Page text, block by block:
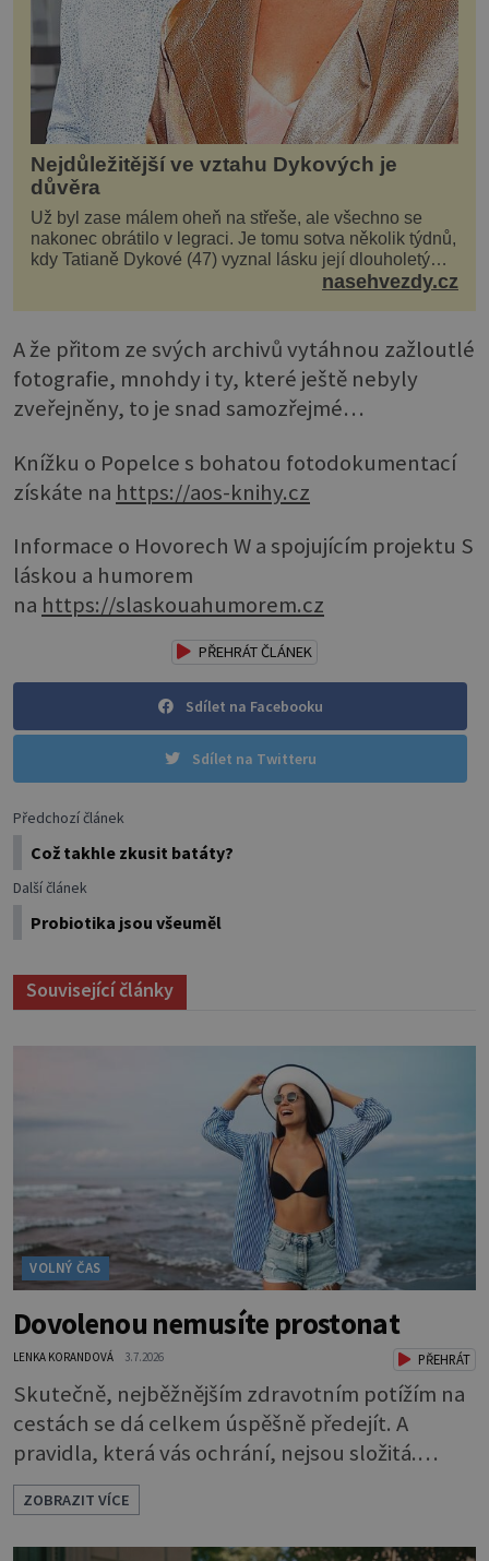
Nejdůležitější ve vztahu Dykových je
důvěra
Už byl zase málem oheň na střeše, ale všechno se
nakonec obrátilo v legraci. Je tomu sotva několik týdnů,
kdy Tatianě Dykové (47) vyznal lásku její dlouholetý
kolega a kamarád. Lidé si hned mysleli, ž...nasehvezdy.cz
A že přitom ze svých archivů vytáhnou zažloutlé
fotografie, mnohdy i ty, které ještě nebyly
zveřejněny, to je snad samozřejmé…
Knížku o Popelce s bohatou fotodokumentací
získáte na https://aos-knihy.cz
Informace o Hovorech W a spojujícím projektu S
láskou a humorem
na https://slaskouahumorem.cz
PŘEHRÁT ČLÁNEK
Sdílet na Facebooku
Sdílet na Twitteru
Předchozí článek
Což takhle zkusit batáty?
Další článek
Probiotika jsou všeuměl
Související články
VOLNÝ ČAS
Dovolenou nemusíte prostonat
LENKA KORANDOVÁ 3.7.2026 PŘEHRÁT
Skutečně, nejběžnějším zdravotním potížím na
cestách se dá celkem úspěšně předejít. A
pravidla, která vás ochrání, nejsou složitá.
Riziko na talíři Drtivou většinu cestovatelských
průjmů vyvolávají fekální bakterie. Do kuchyně
se mohou dostat s přirozeně hnojenou
ZOBRAZIT VÍCE